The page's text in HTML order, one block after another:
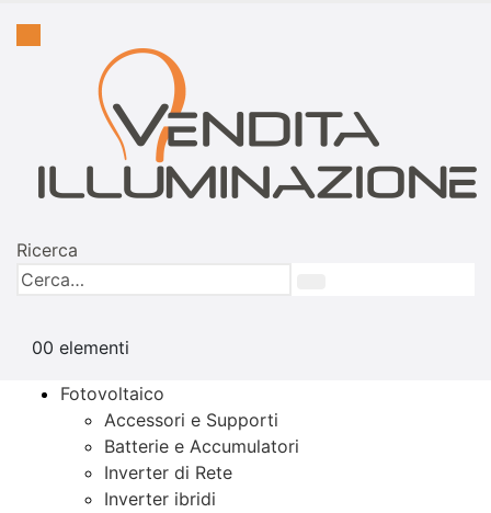
Ricerca
00 elementi
Fotovoltaico
Accessori e Supporti
Batterie e Accumulatori
Inverter di Rete
Inverter ibridi